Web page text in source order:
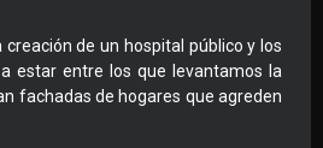
de un hospital público y los
estar entre los que levantamos la
fachadas de hogares que agreden